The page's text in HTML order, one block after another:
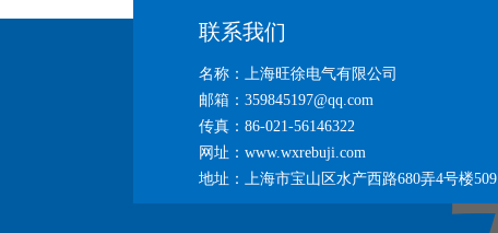
联系我们
名称：上海旺徐电气有限公司
邮箱：359845197@qq.com
传真：86-021-56146322
网址：www.wxrebuji.com
地址：上海市宝山区水产西路680弄4号楼509